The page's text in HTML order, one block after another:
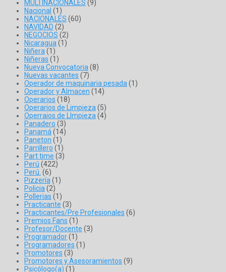
MULTINACIONALES (9)
Nacional (1)
NACIONALES (60)
NAVIDAD (2)
NEGOCIOS (2)
Nicaragua(1)
Niñera(1)
Niñeras (1)
Nueva Convocatoria(8)
Nuevas vacantes (7)
Operador de maquinaria pesada(1)
Operador y Almacen (14)
Operarios (18)
Operarios de Limpieza(5)
Operraios de LImpieza(4)
Panadero (3)
Panamá(14)
Paneton (1)
Parrillero (1)
Part time (3)
Perú (422)
Perú. (6)
Pizzería(1)
Policia(2)
Pollerias (1)
Practicante (3)
Practicantes/Pre Profesionales (6)
Premios Fans (1)
Profesor/Docente (3)
Programador(1)
Programadores (1)
Promotores (3)
Promotores y Asesoramientos (9)
Psicólogo(a) (1)